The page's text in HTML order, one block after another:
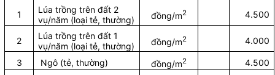
1
Lúa trồng trên đất 2
vụ/năm (loại tẻ, thường)
đồng/m2 4.500
2
Lúa trồng trên đất 1
vụ/năm (loại tẻ, thường)
đồng/m2 4.000
3 Ngô (tẻ, thường) đồng/m2 4.500